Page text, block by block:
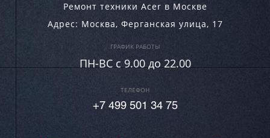
Ремонт техники Acer в Москве
Адрес: Москва, Ферганская улица, 17
ГРАФИК РАБОТЫ
ПН-ВC c 9.00 до 22.00
ТЕЛЕФОН
+7 499 501 34 75